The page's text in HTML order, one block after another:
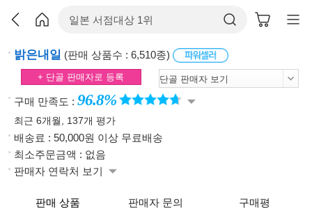
밝은내일 (판매 상품수 : 6,510종)
+ 단골 판매자로 등록
구매 만족도 : 96.8%
최근 6개월, 137개 평가
배송료 : 50,000원 이상 무료배송
최소주문금액 : 없음
판매자 연락처 보기
판매 상품 판매자 문의 구매평